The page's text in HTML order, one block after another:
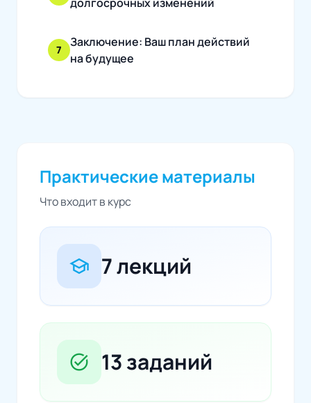
7
Заключение: Ваш план действий
на будущее
Практические материалы
Что входит в курс
school 7 лекций
task_alt 13 заданий